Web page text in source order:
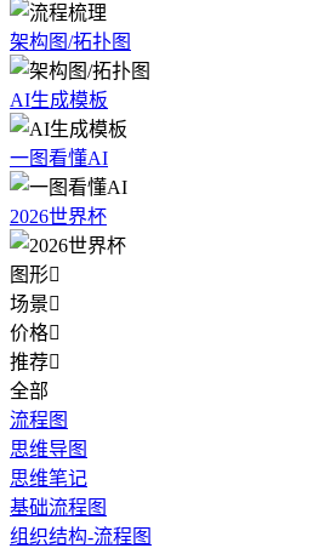
架构图/拓扑图
AI生成模板
一图看懂AI
2026世界杯
图形
场景
价格
推荐
全部
流程图
思维导图
思维笔记
基础流程图
组织结构-流程图